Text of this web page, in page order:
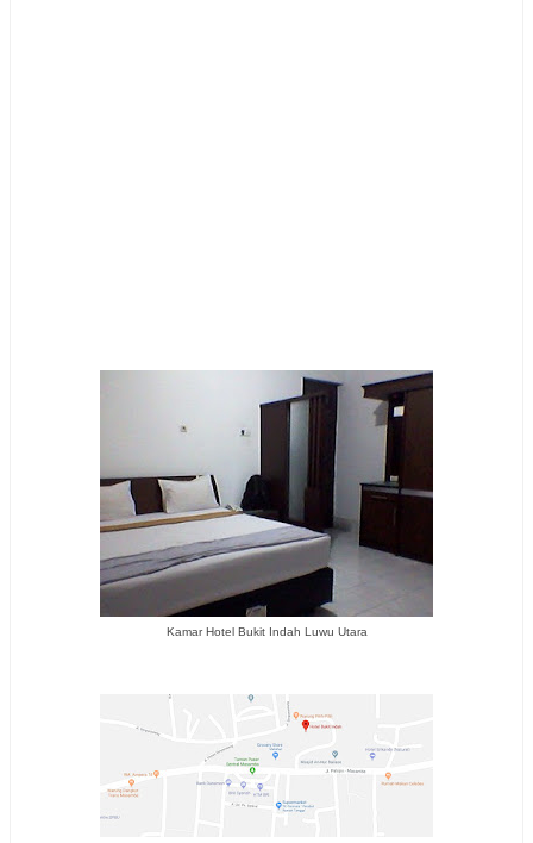
Kamar Hotel Bukit Indah Luwu Utara